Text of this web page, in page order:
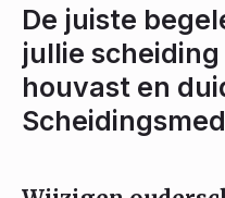
De juiste
jullie
houvast en